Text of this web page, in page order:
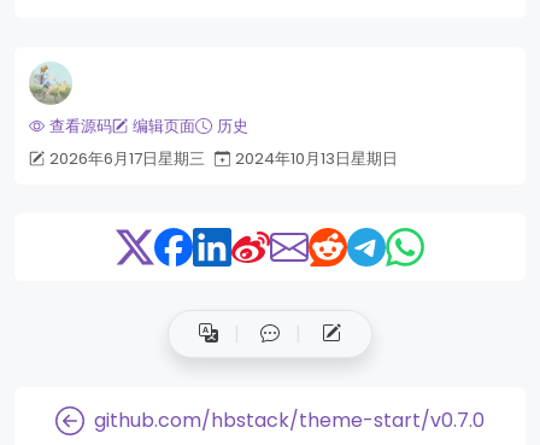
查看源码 编辑页面
历史
2026年6月17日星期三
2024年10月13日星期日
github.com/hbstack/theme-start/v0.7.0